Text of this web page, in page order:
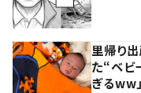
里帰り
た“ベビ
ぎるww